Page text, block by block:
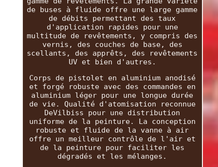
de buses à fluide offre une large gamme
de débits permettant des taux
d'application rapides pour une
multitude de revêtements, y compris des
vernis, des couches de base, des
scellants, des apprêts, des revêtements
UV et bien d'autres.
Corps de pistolet en aluminium anodisé
et forgé robuste avec des commandes en
aluminium léger pour une longue durée
de vie. Qualité d'atomisation reconnue
DeVilbiss pour une distribution
uniforme de la peinture. La conception
robuste et fluide de la vanne à air
offre un meilleur contrôle de l'air et
de la peinture pour faciliter les
dégradés et les mélanges.